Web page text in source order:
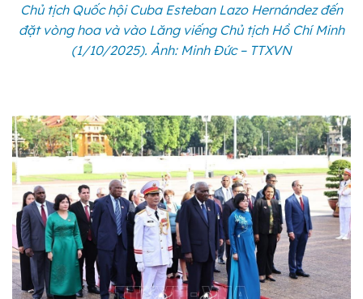
Chủ tịch Quốc hội Cuba Esteban Lazo Hernández đến
đặt vòng hoa và vào Lăng viếng Chủ tịch Hồ Chí Minh
(1/10/2025). Ảnh: Minh Đức – TTXVN